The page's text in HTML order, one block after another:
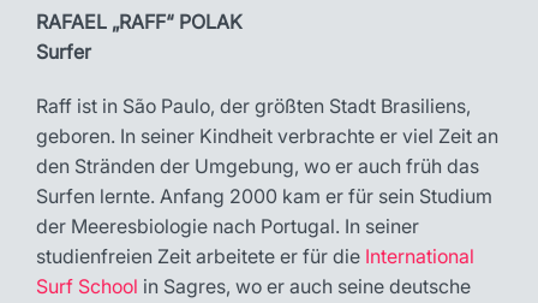
RAFAEL „RAFF“ POLAK
Surfer
Raff ist in São Paulo, der größten Stadt Brasiliens,
geboren. In seiner Kindheit verbrachte er viel Zeit an
den Stränden der Umgebung, wo er auch früh das
Surfen lernte. Anfang 2000 kam er für sein Studium
der Meeresbiologie nach Portugal. In seiner
studienfreien Zeit arbeitete er für die International
Surf School in Sagres, wo er auch seine deutsche